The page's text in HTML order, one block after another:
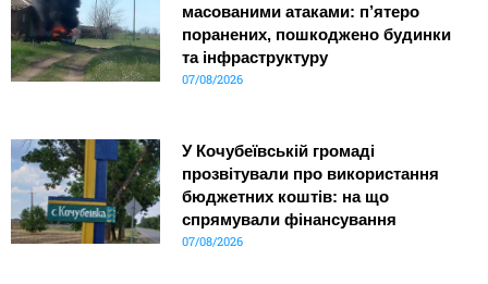
масованими атаками: п’ятеро
поранених, пошкоджено будинки
та інфраструктуру
07/08/2026
У Кочубеївській громаді
прозвітували про використання
бюджетних коштів: на що
спрямували фінансування
07/08/2026